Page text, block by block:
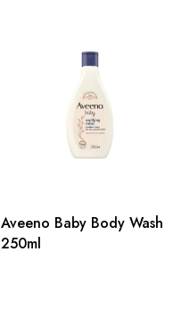
Aveeno Baby Body Wash
250ml